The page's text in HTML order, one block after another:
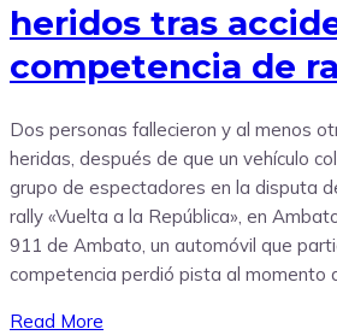
heridos tras
competencia de
Dos personas fallecieron y al menos
heridas, después de que un vehículo
grupo de espectadores en la disputa
rally «Vuelta a la República», en
911 de Ambato, un automóvil que
competencia perdió pista al momento
Read More